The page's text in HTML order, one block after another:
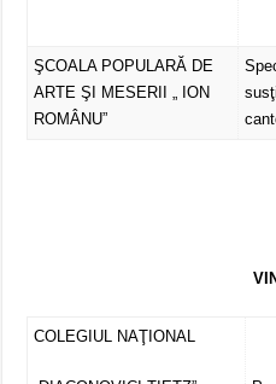
ŞCOALA POPULARĂ DE
ARTE ŞI MESERII „ ION
ROMÂNU”
VINERI
COLEGIUL NAŢIONAL